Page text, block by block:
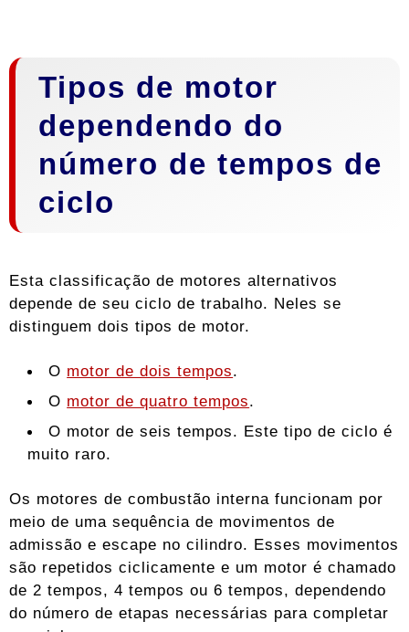
Tipos de motor
dependendo do
número de tempos de
ciclo
Esta classificação de motores alternativos
depende de seu ciclo de trabalho. Neles se
distinguem dois tipos de motor.
O motor de dois tempos.
O motor de quatro tempos.
O motor de seis tempos. Este tipo de ciclo é
muito raro.
Os motores de combustão interna funcionam por
meio de uma sequência de movimentos de
admissão e escape no cilindro. Esses movimentos
são repetidos ciclicamente e um motor é chamado
de 2 tempos, 4 tempos ou 6 tempos, dependendo
do número de etapas necessárias para completar